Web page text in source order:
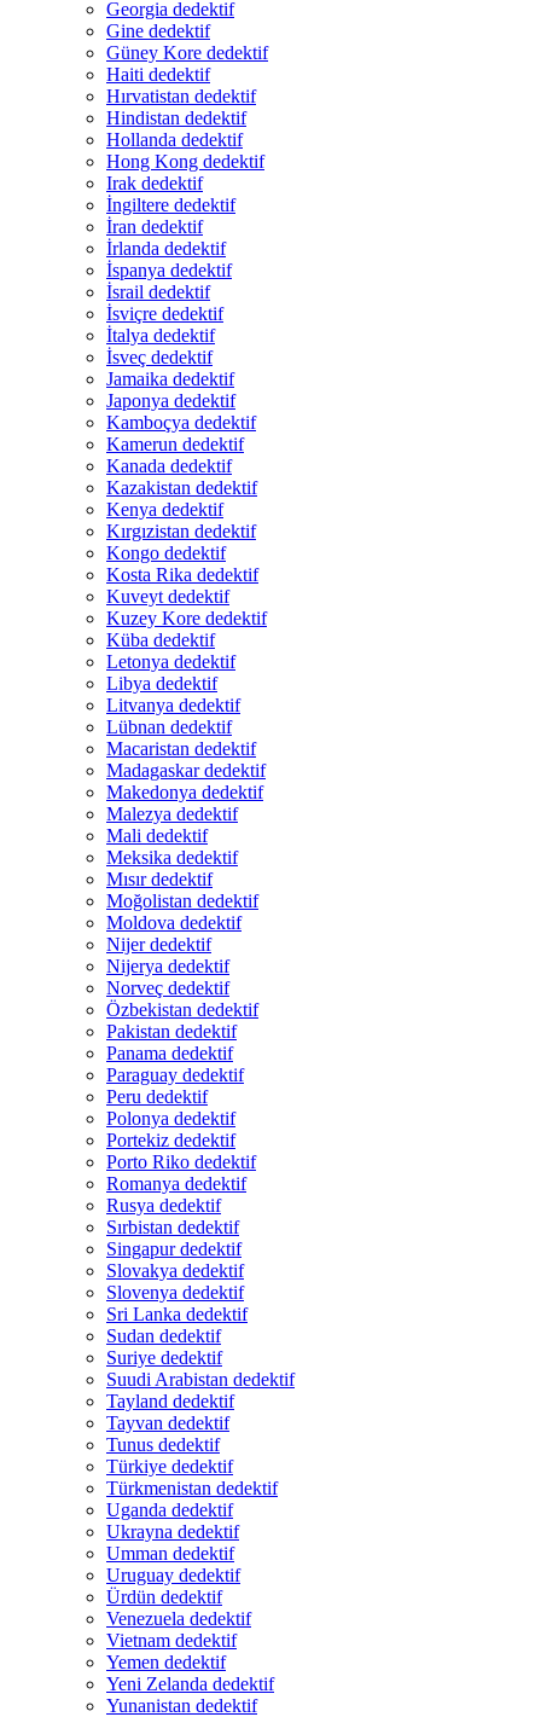
Georgia dedektif
Gine dedektif
Güney Kore dedektif
Haiti dedektif
Hırvatistan dedektif
Hindistan dedektif
Hollanda dedektif
Hong Kong dedektif
Irak dedektif
İngiltere dedektif
İran dedektif
İrlanda dedektif
İspanya dedektif
İsrail dedektif
İsviçre dedektif
İtalya dedektif
İsveç dedektif
Jamaika dedektif
Japonya dedektif
Kamboçya dedektif
Kamerun dedektif
Kanada dedektif
Kazakistan dedektif
Kenya dedektif
Kırgızistan dedektif
Kongo dedektif
Kosta Rika dedektif
Kuveyt dedektif
Kuzey Kore dedektif
Küba dedektif
Letonya dedektif
Libya dedektif
Litvanya dedektif
Lübnan dedektif
Macaristan dedektif
Madagaskar dedektif
Makedonya dedektif
Malezya dedektif
Mali dedektif
Meksika dedektif
Mısır dedektif
Moğolistan dedektif
Moldova dedektif
Nijer dedektif
Nijerya dedektif
Norveç dedektif
Özbekistan dedektif
Pakistan dedektif
Panama dedektif
Paraguay dedektif
Peru dedektif
Polonya dedektif
Portekiz dedektif
Porto Riko dedektif
Romanya dedektif
Rusya dedektif
Sırbistan dedektif
Singapur dedektif
Slovakya dedektif
Slovenya dedektif
Sri Lanka dedektif
Sudan dedektif
Suriye dedektif
Suudi Arabistan dedektif
Tayland dedektif
Tayvan dedektif
Tunus dedektif
Türkiye dedektif
Türkmenistan dedektif
Uganda dedektif
Ukrayna dedektif
Umman dedektif
Uruguay dedektif
Ürdün dedektif
Venezuela dedektif
Vietnam dedektif
Yemen dedektif
Yeni Zelanda dedektif
Yunanistan dedektif